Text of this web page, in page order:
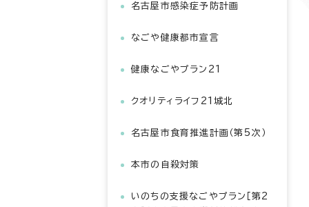
名古屋市感染症予防計画
なごや健康都市宣言
健康なごやプラン21
クオリティライフ21城北
名古屋市食育推進計画（第5次）
本市の自殺対策
いのちの支援なごやプラン［第2